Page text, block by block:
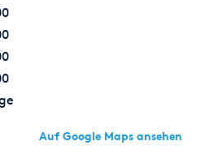
Auf Google Maps ansehen